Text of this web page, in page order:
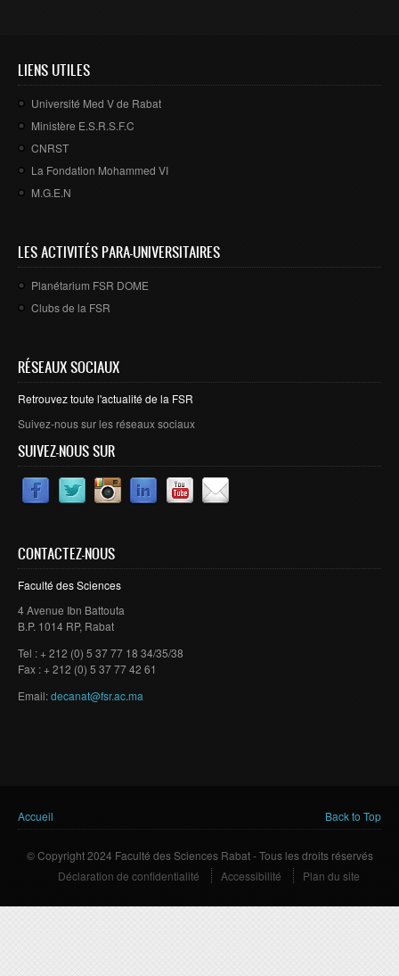
LIENS UTILES
Université Med V de Rabat
Ministère E.S.R.S.F.C
CNRST
La Fondation Mohammed VI
M.G.E.N
LES ACTIVITÉS PARA-UNIVERSITAIRES
Planétarium FSR DOME
Clubs de la FSR
RÉSEAUX SOCIAUX
Retrouvez toute l'actualité de la FSR
Suivez-nous sur les réseaux sociaux
SUIVEZ-NOUS SUR
CONTACTEZ-NOUS
Faculté des Sciences
4 Avenue Ibn Battouta
B.P. 1014 RP, Rabat
Tel : + 212 (0) 5 37 77 18 34/35/38
Fax : + 212 (0) 5 37 77 42 61
Email:decanat@fsr.ac.ma
Vous êtes ici
Accueil Back to Top
© Copyright 2024 Faculté des Sciences Rabat - Tous les droits réservés
Déclaration de confidentialité
Accessibilité Plan du site